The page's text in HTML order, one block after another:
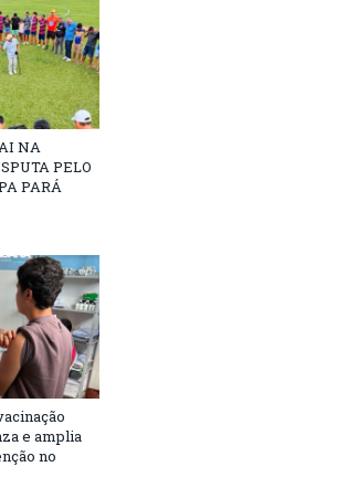
NA
PELO
PARÁ
e amplia
no